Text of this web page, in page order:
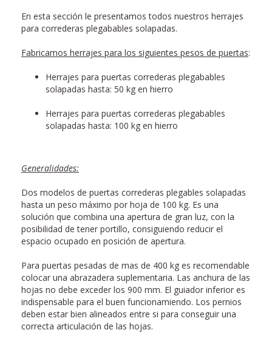
En esta sección le presentamos todos nuestros herrajes
para correderas plegabables solapadas.
Fabricamos herrajes para los siguientes pesos de puertas:
Herrajes para puertas correderas plegabables
solapadas hasta: 50 kg en hierro
Herrajes para puertas correderas plegabables
solapadas hasta: 100 kg en hierro
Generalidades:
Dos modelos de puertas correderas plegables solapadas
hasta un peso máximo por hoja de 100 kg. Es una
solución que combina una apertura de gran luz, con la
posibilidad de tener portillo, consiguiendo reducir el
espacio ocupado en posición de apertura.
Para puertas pesadas de mas de 400 kg es recomendable
colocar una abrazadera suplementaria. Las anchura de las
hojas no debe exceder los 900 mm. El guiador inferior es
indispensable para el buen funcionamiendo. Los pernios
deben estar bien alineados entre si para conseguir una
correcta articulación de las hojas.